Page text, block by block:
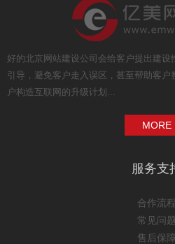
好的北京网站建设公司会给客户提出建
引导，避免客户走入误区，甚至帮助客
户构造互联网的升级计划...
MORE
服务支
合作流程
常见问题
售后保障